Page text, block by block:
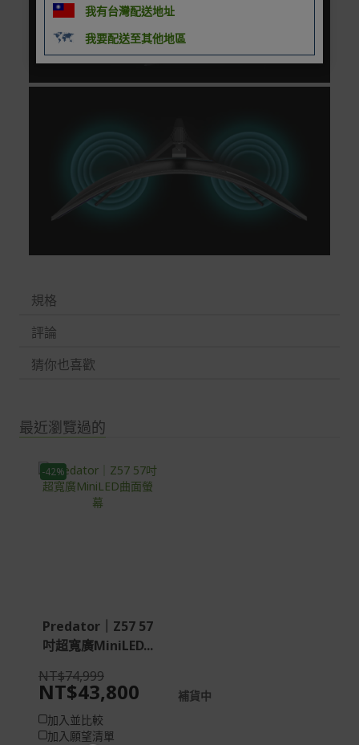
信用卡分期付款：限指定商品使用，滿1千享3期0利
率/滿1萬享3期0利率/滿3萬享12期0利率
銀行帳戶轉帳：使用一次性虛擬帳戶
LINEPAY(含iPASS MONEY)
Samsung Wallet (原Samsung Pay)：須使用行動裝
規格
評論
猜你也喜歡
最近瀏覽過的
-42%
Predator｜Z57 57
吋超寬廣MiniLED...
NT$43,800
NT$74,999
補貨中
加入並比較
加入願望清單
我有台灣配送地址
我要配送至其他地區